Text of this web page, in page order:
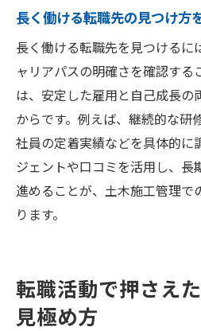
長く働ける転職先の見つけ方
長く働ける転職先を見つけるに
ャリアパスの明確さを確認する
は、安定した雇用と自己成長の
からです。例えば、継続的な研
社員の定着実績などを具体的に
ジェントや口コミを活用し、長
進めることが、土木施工管理で
ります。
転職活動で押さえ
見極め方